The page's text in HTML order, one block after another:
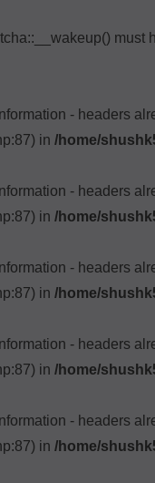
must
- headers
in /home/
- headers
in /home/
- headers
in /home/
- headers
in /home/
- headers
in /home/